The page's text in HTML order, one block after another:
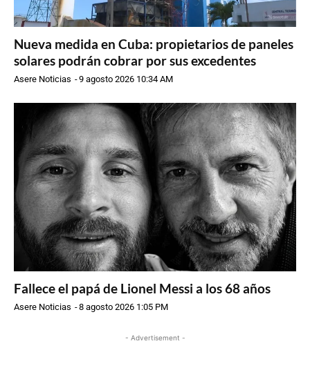
Nueva medida en Cuba: propietarios de paneles
solares podrán cobrar por sus excedentes
Asere Noticias -9 agosto 2026 10:34 AM
Fallece el papá de Lionel Messi a los 68 años
Asere Noticias -8 agosto 2026 1:05 PM
- Advertisement -